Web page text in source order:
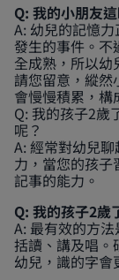
Q: 我的小朋友
A: 幼兒的記憶
發生的事件。不
全成熟，所以幼
請您留意，縱然
會慢慢積累，構
Q: 我的孩子2歲
呢？
A: 經常對幼兒
力，當您的孩
記事的能力。
Q: 我的孩子2歲
A: 最有效的方
括讀、講及唱。
幼兒，識的字會